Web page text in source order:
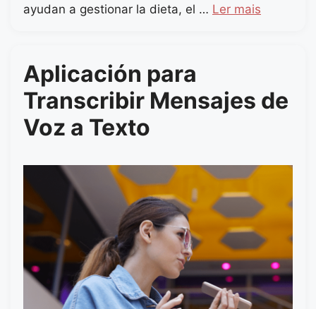
ayudan a gestionar la dieta, el … Ler mais
Aplicación para
Transcribir Mensajes de
Voz a Texto